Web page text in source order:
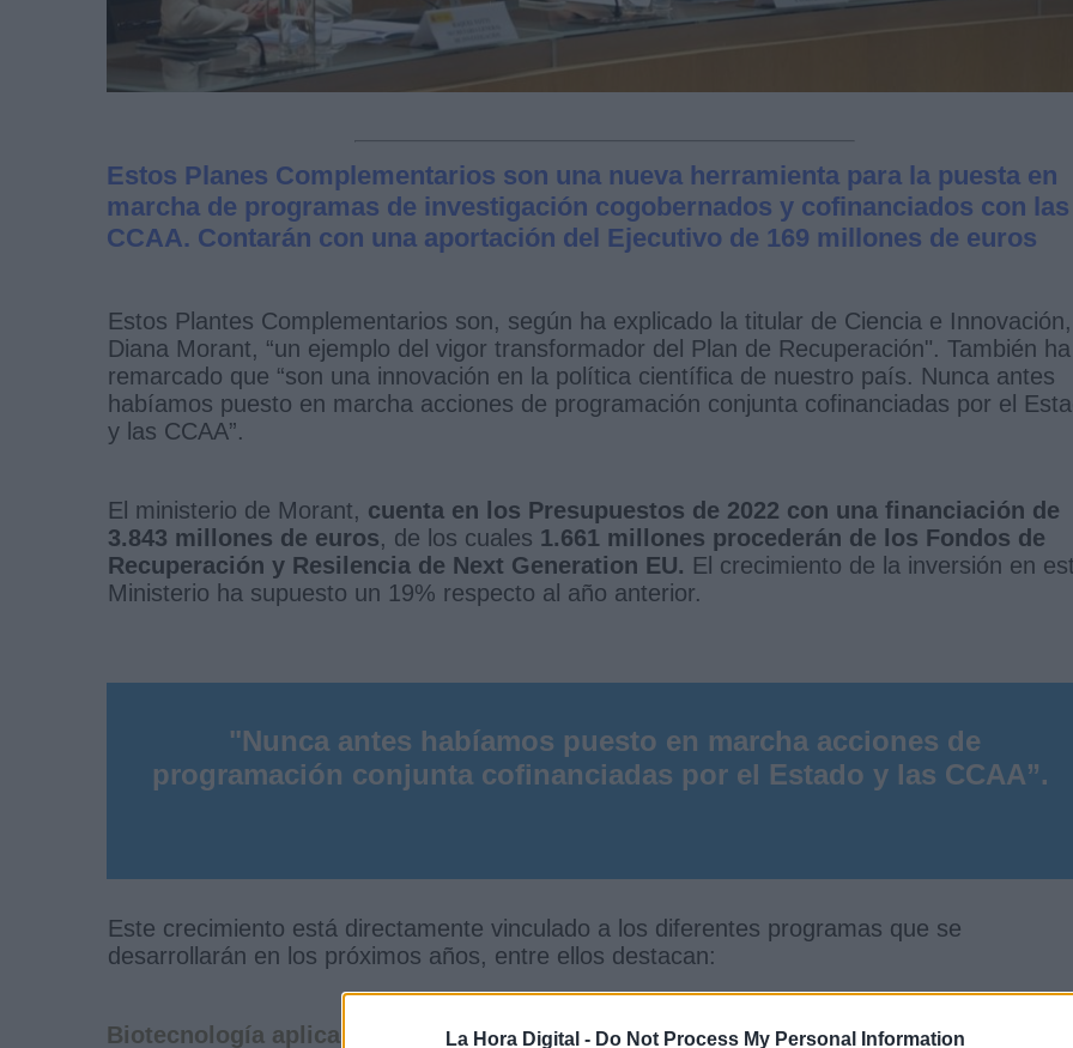
La Hora Digital - Do Not Process My Personal Information
Estos Planes Complementarios son una nueva herramienta para la puesta en
marcha de programas de investigación cogobernados y cofinanciados con las
CCAA. Contarán con una aportación del Ejecutivo de 169 millones de euros
Estos Plantes Complementarios son, según ha explicado la titular de Ciencia e Innovación,
Diana Morant, “un ejemplo del vigor transformador del Plan de Recuperación". También ha
remarcado que “son una innovación en la política científica de nuestro país. Nunca antes
habíamos puesto en marcha acciones de programación conjunta cofinanciadas por el
y las CCAA”.
El ministerio de Morant, cuenta en los Presupuestos de 2022 con una financiación de
3.843 millones de euros, de los cuales 1.661 millones procederán de los Fondos de
Recuperación y Resilencia de Next Generation EU. El crecimiento de la inversión en
Ministerio ha supuesto un 19% respecto al año anterior.
"Nunca antes habíamos puesto en marcha acciones de
programación conjunta cofinanciadas por el Estado y las CCAA”.
Este crecimiento está directamente vinculado a los diferentes programas que se
desarrollarán en los próximos años, entre ellos destacan:
Biotecnología aplicada a la salud